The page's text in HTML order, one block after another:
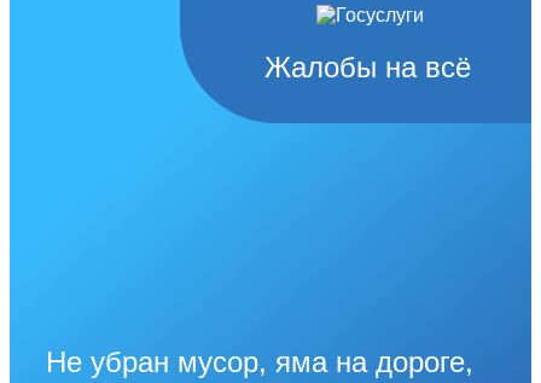
Жалобы на всё
Не убран мусор, яма на дороге,